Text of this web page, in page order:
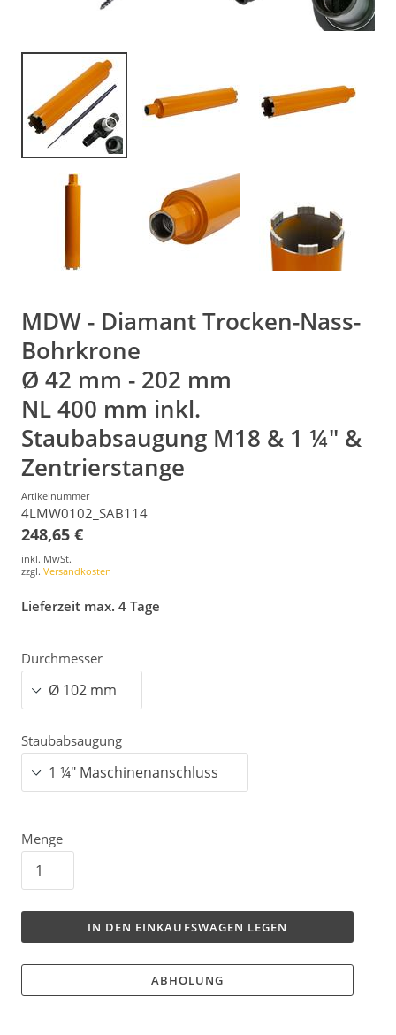
MDW - Diamant Trocken-Nass-
Bohrkrone
Ø 42 mm - 202 mm
NL 400 mm inkl.
Staubabsaugung M18 & 1 ¼" &
Zentrierstange
Artikelnummer
4LMW0102_SAB114
248,65 €
inkl. MwSt.
zzgl. Versandkosten
Lieferzeit max. 4 Tage
Durchmesser
Staubabsaugung
Menge
IN DEN EINKAUFSWAGEN LEGEN
ABHOLUNG